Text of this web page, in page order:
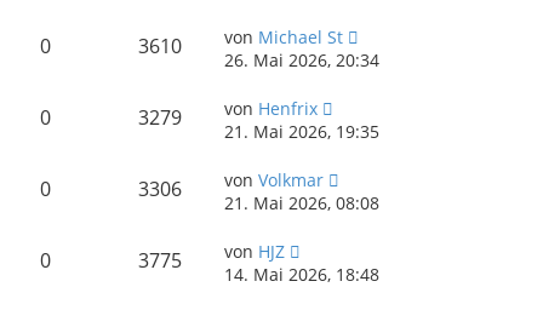
0 3610 von Michael St
26. Mai 2026, 20:34
0 3279 von Henfrix
21. Mai 2026, 19:35
0 3306 von Volkmar
21. Mai 2026, 08:08
0 3775 von HJZ
14. Mai 2026, 18:48